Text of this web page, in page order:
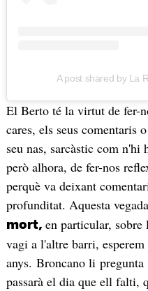
A post shared by La
El Berto té la virtut de fer-
cares, els seus comentaris
seu nas, sarcàstic com
però alhora, de fer-nos
perquè va deixant
profunditat. Aquesta
mort, en particular, sobre
vagi a l'altre barri,
anys. Broncano li
passarà el dia que ell falti,